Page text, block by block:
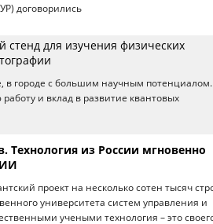
договорились
стенд для изучения физических
в городе с большим научным
и вклад в развитие квантовых
Технология из России мгновенно
ИИ
проект на несколько сотен тысяч
университета систем управления и
учеными технология – это